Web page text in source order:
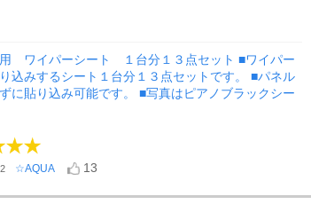
ワイパーシート １台分１３点セット ■ワイパー
込みするシート１台分１３点セットです。 ■パネル
に貼り込み可能です。 ■写真はピアノブラックシー
☆AQUA 13